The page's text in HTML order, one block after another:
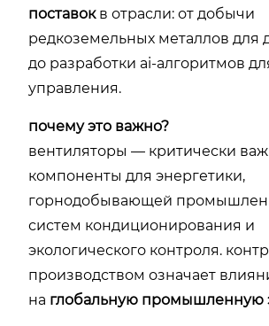
поставокв отрасли: от добычи
редкоземельных металлов для
до разработки ai-алгоритмов
управления.
почему это важно?
вентиляторы — критически
компоненты для энергетики,
горнодобывающей
систем кондиционирования и
экологического контроля.
производством означает
на глобальную промышленную